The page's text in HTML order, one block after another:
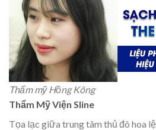
Thẩm mỹ Hồng Kông
Thẩm Mỹ Viện Sline
Tọa lạc giữa trung tâm thủ đô hoa lệ,